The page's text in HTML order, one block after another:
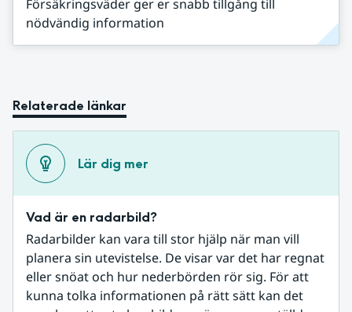
Försäkringsväder ger er snabb tillgång till
nödvändig information
Relaterade länkar
Lär dig mer
Vad är en radarbild?
Radarbilder kan vara till stor hjälp när man vill
planera sin utevistelse. De visar var det har regnat
eller snöat och hur nederbörden rör sig. För att
kunna tolka informationen på rätt sätt kan det